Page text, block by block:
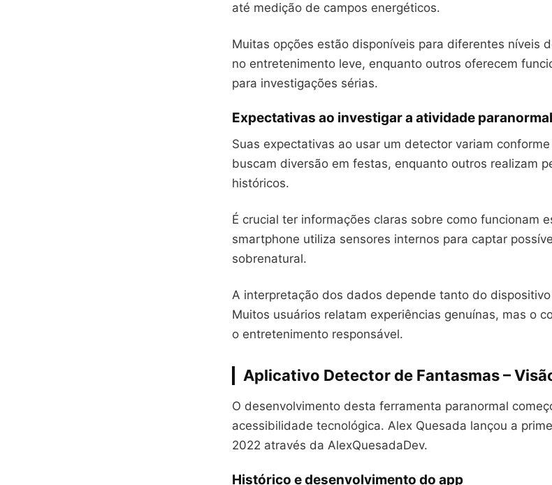
até medição de campos energéticos.
Muitas opções estão disponíveis para diferentes níveis
no entretenimento leve, enquanto outros oferecem
para investigações sérias.
Expectativas ao investigar a atividade paranormal
Suas expectativas ao usar um detector variam
buscam diversão em festas, enquanto outros realizam
históricos.
É crucial ter informações claras sobre como funcionam
smartphone utiliza sensores internos para captar
sobrenatural.
A interpretação dos dados depende tanto do
Muitos usuários relatam experiências genuínas, mas o
o entretenimento responsável.
Aplicativo Detector de Fantasmas –
O desenvolvimento desta ferramenta paranormal
acessibilidade tecnológica. Alex Quesada lançou a
2022 através da AlexQuesadaDev.
Histórico e desenvolvimento do app